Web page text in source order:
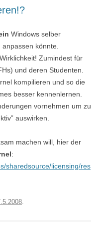
Windows selber
könnte.
Zumindest für
und deren Studenten.
kompilieren und so die
besser kennenlernen.
vornehmen um zu
auswirken.
machen will, hier der
:
sharedsource/licensing/res
.